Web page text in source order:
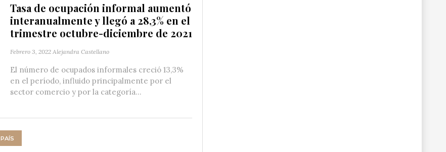
Tasa de ocupación informal aumentó
interanualmente y llegó a 28,3% en el
trimestre octubre-diciembre de 2021
Febrero 3, 2022 Alejandra Castellano
El número de ocupados informales creció 13,3%
en el período, influido principalmente por el
sector comercio y por la categoría...
PAÍS